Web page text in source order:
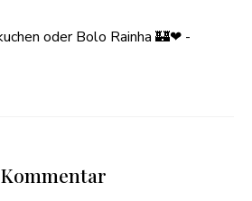
oder Bolo Rainha 🏰❤ -